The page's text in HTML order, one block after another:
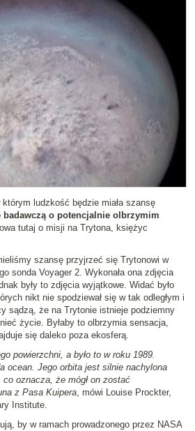
ludzkość będzie miała szansę
badawczą o potencjalnie olbrzymim
tutaj o misji na Trytona, księżyc
szansę przyjrzeć się Trytonowi w
sonda Voyager 2. Wykonała ona zdjęcia
były to zdjęcia wyjątkowe. Widać było
nikt nie spodziewał się w tak odległym i
sądzą, że na Trytonie istnieje podziemny
życie. Byłaby to olbrzymia sensacja,
się daleko poza ekosferą.
powierzchni, a było to w roku 1989.
ocean. Jego orbita jest silnie nachylona
oznacza, że mógł on zostać
z Pasa Kuipera, mówi Louise Prockter,
Institute.
by w ramach prowadzonego przez NASA